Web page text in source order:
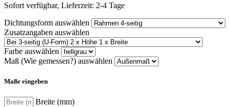
Sofort verfügbar, Lieferzeit: 2-4 Tage
Dichtungsform auswählen
Zusatzangaben auswählen
Farbe auswählen
Maß (Wie gemessen?) auswählen
Maße eingeben
Breite (mm)